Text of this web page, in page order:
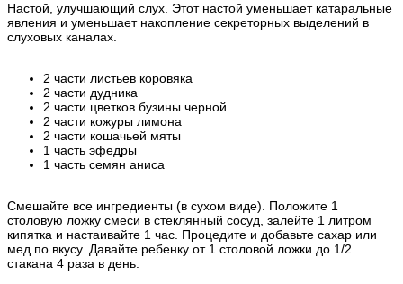
Настой, улучшающий слух. Этот настой уменьшает катаральные
явления и уменьшает накопление секреторных выделений в
слуховых каналах.
2 части листьев коровяка
2 части дудника
2 части цветков бузины черной
2 части кожуры лимона
2 части кошачьей мяты
1 часть эфедры
1 часть семян аниса
Смешайте все ингредиенты (в сухом виде). Положите 1
столовую ложку смеси в стеклянный сосуд, залейте 1 литром
кипятка и настаивайте 1 час. Процедите и добавьте сахар или
мед по вкусу. Давайте ребенку от 1 столовой ложки до 1/2
стакана 4 раза в день.